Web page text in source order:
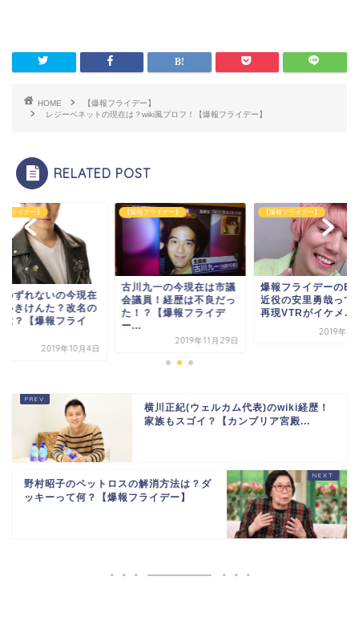
HOME
【爆報フライデー】
レジーベネットの現在は？wiki風プロフ！【爆報フライデー】
RELATED POST
フライデー】
ゆずれないの今現在
いきけんた？改名の
は？【爆報フライ
2019年10月4日
【爆報フライデー】
古川九一の今現在は市議
会議員！経歴は不良だっ
た！？【爆報フライデ
ー...
2019年11月29日
【爆報フライデー】
爆報フライデーの
近役の安里勇哉って
再現VTRがイケメ...
2019年10
横川正紀(ウェルカム代表)のwiki経歴！
家族もスゴイ？【カンブリア宮殿...
野村昭子のペットロスの解消方法は？ダ
ッキーって何？【爆報フライデー】